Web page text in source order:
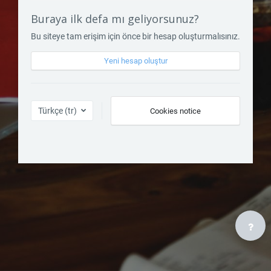
Buraya ilk defa mı geliyorsunuz?
Bu siteye tam erişim için önce bir hesap oluşturmalısınız.
Yeni hesap oluştur
Türkçe ‎(tr)‎ Cookies notice